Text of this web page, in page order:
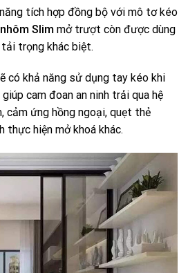
tích hợp đồng bộ với mô tơ kéo
Slim mở trượt còn được dùng
tải trọng khác biệt.
có khả năng sử dụng tay kéo khi
cam đoan an ninh trải qua hệ
cảm ứng hồng ngoại, quẹt thẻ
thực hiện mở khoá khác.